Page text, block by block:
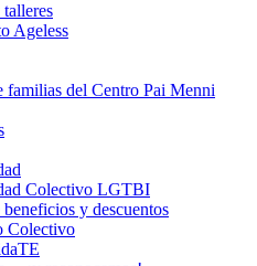
Ageless
familias del Centro Pai Menni
Colectivo LGTBI
y descuentos
Colectivo